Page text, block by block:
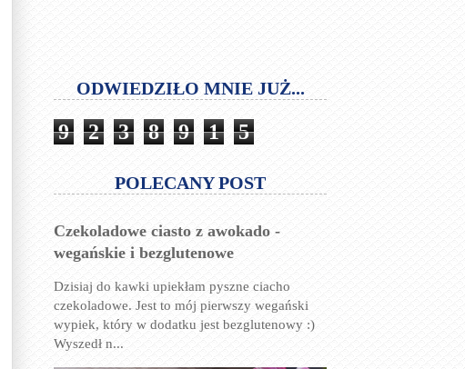
ODWIEDZIŁO MNIE JUŻ...
9 2 3 8 9 1 5
POLECANY POST
Czekoladowe ciasto z awokado -
wegańskie i bezglutenowe
Dzisiaj do kawki upiekłam pyszne ciacho
czekoladowe. Jest to mój pierwszy wegański
wypiek, który w dodatku jest bezglutenowy :)
Wyszedł n...